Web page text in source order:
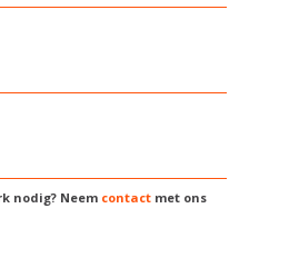
nodig? Neem contact met ons